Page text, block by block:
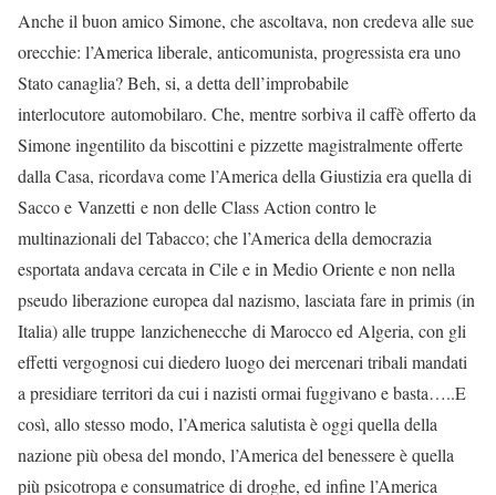
Anche il buon amico Simone, che ascoltava, non credeva alle sue
orecchie: l’America liberale, anticomunista, progressista era uno
Stato canaglia? Beh, si, a detta dell’improbabile
interlocutore automobilaro. Che, mentre sorbiva il caffè offerto da
Simone ingentilito da biscottini e pizzette magistralmente offerte
dalla Casa, ricordava come l’America della Giustizia era quella di
Sacco e Vanzetti e non delle Class Action contro le
multinazionali del Tabacco; che l’America della democrazia
esportata andava cercata in Cile e in Medio Oriente e non nella
pseudo liberazione europea dal nazismo, lasciata fare in primis (in
Italia) alle truppe lanzichenecche di Marocco ed Algeria, con gli
effetti vergognosi cui diedero luogo dei mercenari tribali mandati
a presidiare territori da cui i nazisti ormai fuggivano e basta…..E
così, allo stesso modo, l’America salutista è oggi quella della
nazione più obesa del mondo, l’America del benessere è quella
più psicotropa e consumatrice di droghe, ed infine l’America